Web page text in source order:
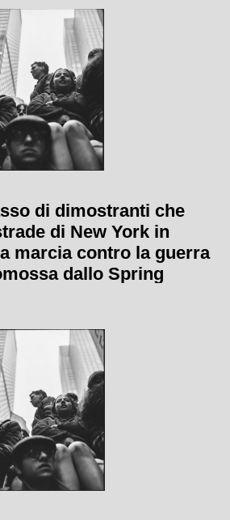
di dimostranti che
di New York in
marcia contro la guerra
dallo Spring